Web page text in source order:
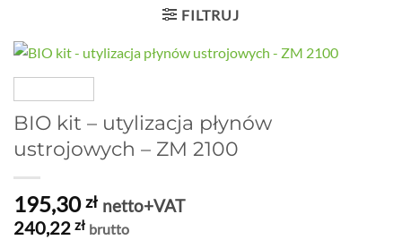
FILTRUJ
BIO kit – utylizacja płynów
ustrojowych – ZM 2100
195,30zł netto+VAT
240,22 zł brutto